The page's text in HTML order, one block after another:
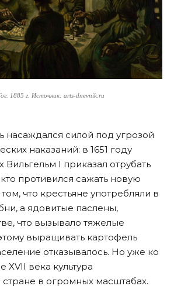
1885 г. Источник: arts-dnevnik.ru
насаждался силой под угрозой
наказаний: в 1651 году
I приказал отрубать
противился сажать новую
что крестьяне употребляли в
а ядовитые паслены,
что вызывало тяжелые
выращивать картофель
отказывалось. Но уже ко
XVII века культура
в огромных масштабах.